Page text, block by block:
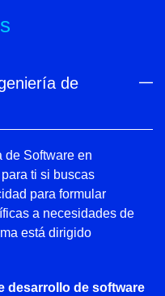
de
de Software en
ti si buscas
para formular
a necesidades de
está dirigido
desarrollo de software